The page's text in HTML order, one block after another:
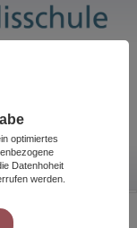
optimiertes
Datenhoheit
werden.